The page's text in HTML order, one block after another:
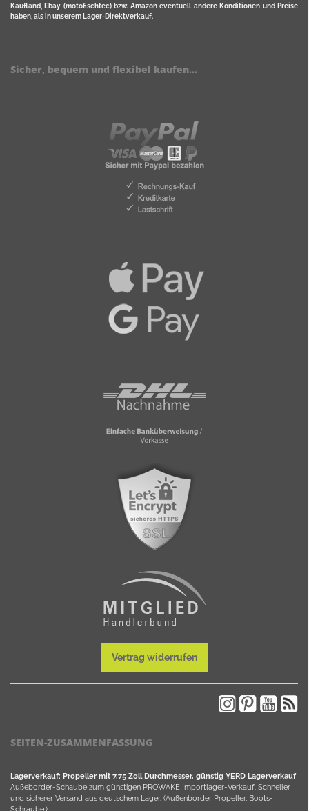
Kaufland, Ebay (motofischtec) bzw. Amazon eventuell andere Konditionen und Preise
haben, als in unserem Lager-Direktverkauf.
Sicher, bequem und flexibel kaufen...
Vertrag widerrufen
SEITEN-ZUSAMMENFASSUNG
Lagerverkauf: Propeller mit 7,75 Zoll Durchmesser, günstig YERD Lagerverkauf
Außeborder-Schaube zum günstigen PROWAKE Importlager-Verkauf. Schneller
und sicherer Versand aus deutschem Lager. (Außenborder Propeller, Boots-
Schraube,).